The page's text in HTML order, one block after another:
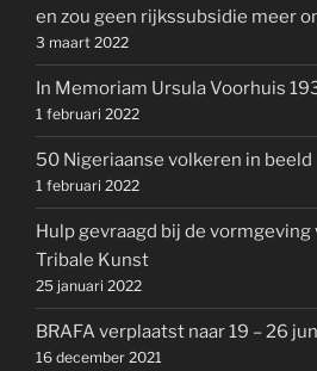
en zou geen rijkssubsidie meer
3 maart 2022
In Memoriam Ursula Voorhuis
1 februari 2022
50 Nigeriaanse volkeren in beeld
1 februari 2022
Hulp gevraagd bij de vormgeving
Tribale Kunst
25 januari 2022
BRAFA verplaatst naar 19 – 26
16 december 2021